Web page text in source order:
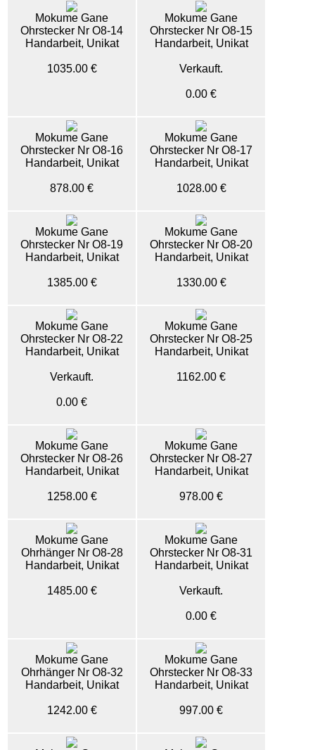
Mokume Gane
Ohrstecker Nr O8-14
Handarbeit, Unikat
1035.00 €
Mokume Gane
Ohrstecker Nr O8-15
Handarbeit, Unikat
Verkauft.
0.00 €
Mokume Gane
Ohrstecker Nr O8-16
Handarbeit, Unikat
878.00 €
Mokume Gane
Ohrstecker Nr O8-17
Handarbeit, Unikat
1028.00 €
Mokume Gane
Ohrstecker Nr O8-19
Handarbeit, Unikat
1385.00 €
Mokume Gane
Ohrstecker Nr O8-20
Handarbeit, Unikat
1330.00 €
Mokume Gane
Ohrstecker Nr O8-22
Handarbeit, Unikat
Verkauft.
0.00 €
Mokume Gane
Ohrstecker Nr O8-25
Handarbeit, Unikat
1162.00 €
Mokume Gane
Ohrstecker Nr O8-26
Handarbeit, Unikat
1258.00 €
Mokume Gane
Ohrstecker Nr O8-27
Handarbeit, Unikat
978.00 €
Mokume Gane
Ohrhänger Nr O8-28
Handarbeit, Unikat
1485.00 €
Mokume Gane
Ohrstecker Nr O8-31
Handarbeit, Unikat
Verkauft.
0.00 €
Mokume Gane
Ohrhänger Nr O8-32
Handarbeit, Unikat
1242.00 €
Mokume Gane
Ohrstecker Nr O8-33
Handarbeit, Unikat
997.00 €